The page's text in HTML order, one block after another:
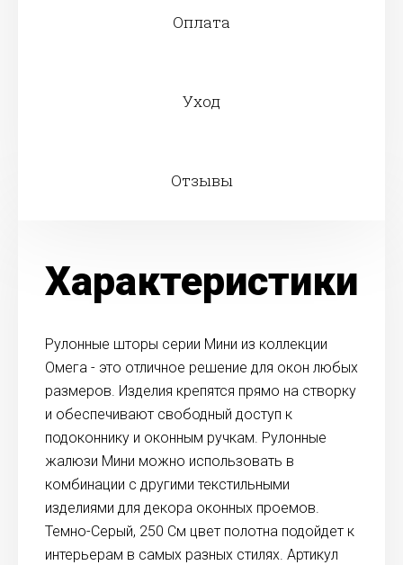
Оплата
Уход
Отзывы
Характеристики
Рулонные шторы серии Мини из коллекции
Омега - это отличное решение для окон любых
размеров. Изделия крепятся прямо на створку
и обеспечивают свободный доступ к
подоконнику и оконным ручкам. Рулонные
жалюзи Мини можно использовать в
комбинации с другими текстильными
изделиями для декора оконных проемов.
Темно-Серый, 250 См цвет полотна подойдет к
интерьерам в самых разных стилях. Артикул